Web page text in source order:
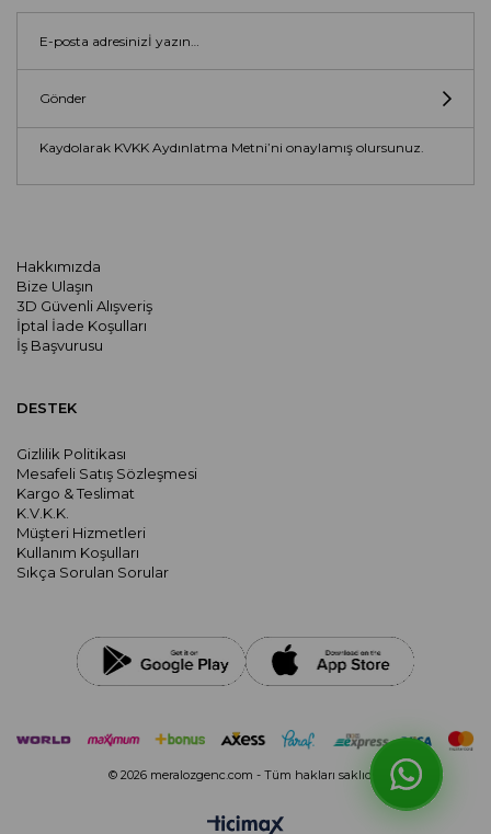
Hakkımızda
Bize Ulaşın
3D Güvenli Alışveriş
İptal İade Koşulları
İş Başvurusu
Gönder
Kaydolarak KVKK Aydınlatma Metni’ni onaylamış olursunuz.
DESTEK
Gizlilik Politikası
Mesafeli Satış Sözleşmesi
Kargo & Teslimat
K.V.K.K.
Müşteri Hizmetleri
Kullanım Koşulları
Sıkça Sorulan Sorular
© 2026 meralozgenc.com - Tüm hakları saklıdır.